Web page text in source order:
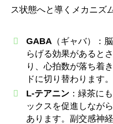
ス状態へと導くメカニズ
GABA （ギャバ）：
らげる効果があると
り、心拍数が落ち着
ドに切り替わります。
L-テアニン：緑茶に
ックスを促進しなが
あります。副交感神